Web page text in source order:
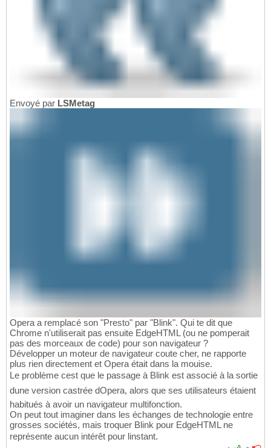
Envoyé par LSMetag
Opera a remplacé son "Presto" par "Blink". Qui te dit que
Chrome n'utiliserait pas ensuite EdgeHTML (ou ne pomperait
pas des morceaux de code) pour son navigateur ?
Développer un moteur de navigateur coute cher, ne rapporte
plus rien directement et Opera était dans la mouise.
Le problème cest que le passage à Blink est associé à la sortie
dune version castrée dOpera, alors que ses utilisateurs étaient
habitués à avoir un navigateur multifonction.
On peut tout imaginer dans les échanges de technologie entre
grosses sociétés, mais troquer Blink pour EdgeHTML ne
représente aucun intérêt pour linstant.